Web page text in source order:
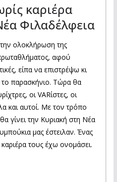
καριέρα
Φιλαδέλφεια
ολοκλήρωση της
αφού
είπα να επιστρέψω κι
παρασκήνιο. Τώρα θα
οι VARίστες, οι
και αυτοί. Με τον τρόπο
γίνει την Κυριακή στη Νέα
μας έστειλαν. Ένας
καριέρα τους έχω ονομάσει.